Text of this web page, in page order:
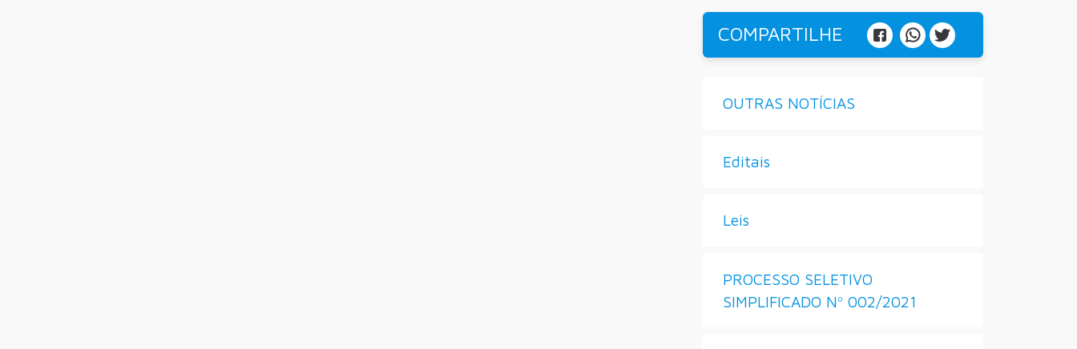
COMPARTILHE
OUTRAS NOTÍCIAS
Editais
Leis
PROCESSO SELETIVO
SIMPLIFICADO Nº 002/2021